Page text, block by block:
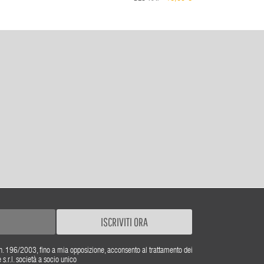
ISCRIVITI ORA
196/2003, fino a mia opposizione, acconsento al trattamento dei
società a socio unico